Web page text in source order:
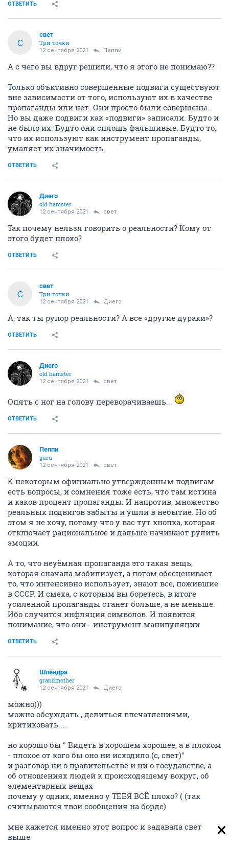
ОТВЕТИТЬ
С
свет
Три точки
12 сентября 2021 Пeппи
А с чего вы вдруг решили, что я этого не понимаю??
Только объктивно совершенные подвиги существуют
вне зависимости от того, используют их в качестве
пропаганды или нет. Они просто были совершены.
Но вы даже подвиги как «подвиги» записали. Будто и
не было их. Будто они сплошь фальшивые. Будто то,
что их используют как инструмент пропаганды,
умаляет их значимость.
ОТВЕТИТЬ
Диего
old hamster
12 сентября 2021 свет
Так почему нельзя говорить о реальности? Кому от
этого будет плохо?
ОТВЕТИТЬ
С
свет
Три точки
12 сентября 2021 Диего
А, так ты рупор реальности? А все «другие дураки»?
ОТВЕТИТЬ
Диего
old hamster
12 сентября 2021 свет
Опять с ног на голову переворачиваешь...
ОТВЕТИТЬ
Пeппи
guru
12 сентября 2021 свет
К некоторым официально утвержденным подвигам
есть вопросы, и сомнения тоже есть, что там истина
и каков процент пропаганды. И напротив, множество
реальных подвигов забыты и ушли в небытие. Но об
этом я не хочу, потому что у вас тут кнопка, которая
отключает рациональное и дальше начинают рулить
эмоции.
А то, что неуёмная пропаганда это такая вещь,
которая сначала мобилизует, а потом обесценивает
то, что интенсивно использует, знают все, пожившие
в СССР. И смеха, с которым вы боретесь, в итоге
усиленной пропаганды станет больше, а не меньше.
Ибо случится инфляция символов. И появится
понимание, что они - инструмент манипуляции
ОТВЕТИТЬ
Шлёндра
grandmother
12 сентября 2021 Диего
можно)))
можно обсуждать , делиться впечатлениями,
критиковать....
но хорошо бы " Видеть в хорошем хорошее, а в плохом
- плохое от кого бы оно ни исходило.(с, свет)"
и разговор ни о правительстве и ни о госудавстве, а
об отношениях людей к происходящему вокруг, об
элементарных вещах
почему у одних, именно у ТЕБЯ ВСЁ плохо? ( (так
считываются твои сообщения на борде)
мне кажется именно этот вопрос и задавала свет
выше